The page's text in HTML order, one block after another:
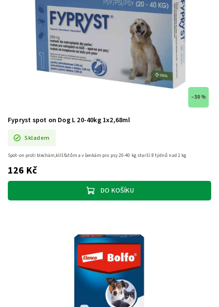
–30 %
Fypryst spot on Dog L 20-40kg 1x2,68ml
Skladem
126 Kč
DO KOŠÍKU
Spot-on proti blechám,klíšťatům a všenkám pro psy 20-40 kg starší 8 týdnů nad 2 kg